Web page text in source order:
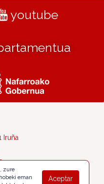
youtube
Iruña
Aceptar
zure
eman